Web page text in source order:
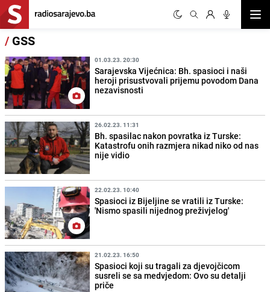
/ GSS
01.03.23. 20:30
Sarajevska Vijećnica: Bh. spasioci i naši
heroji prisustvovali prijemu povodom Dana
nezavisnosti
26.02.23. 11:31
Bh. spasilac nakon povratka iz Turske:
Katastrofu onih razmjera nikad niko od nas
nije vidio
22.02.23. 10:40
Spasioci iz Bijeljine se vratili iz Turske:
'Nismo spasili nijednog preživjelog'
21.02.23. 16:50
Spasioci koji su tragali za djevojčicom
susreli se sa medvjedom: Ovo su detalji
priče